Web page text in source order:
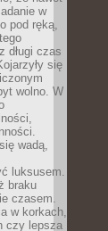
w
pod ręką,
długi czas
się
wolno. W
wadą,
luksusem.
braku
czasem.
w korkach,
czy lepsza